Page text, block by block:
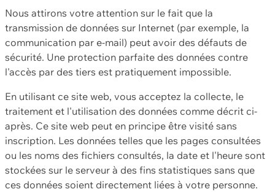
Nous attirons votre attention sur le fait que la
transmission de données sur Internet (par exemple, la
communication par e-mail) peut avoir des défauts de
sécurité. Une protection parfaite des données contre
l'accès par des tiers est pratiquement impossible.
En utilisant ce site web, vous acceptez la collecte, le
traitement et l'utilisation des données comme décrit ci-
après. Ce site web peut en principe être visité sans
inscription. Les données telles que les pages consultées
ou les noms des fichiers consultés, la date et l'heure sont
stockées sur le serveur à des fins statistiques sans que
ces données soient directement liées à votre personne.